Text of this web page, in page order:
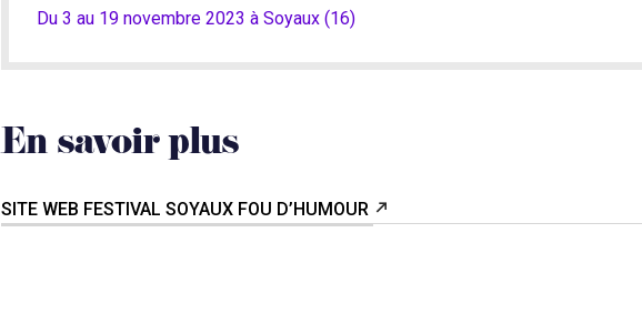
Du 3 au 19 novembre 2023 à Soyaux (16)
En savoir plus
SITE WEB FESTIVAL SOYAUX FOU D’HUMOUR